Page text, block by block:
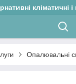
кліматичні і
Опалювальні